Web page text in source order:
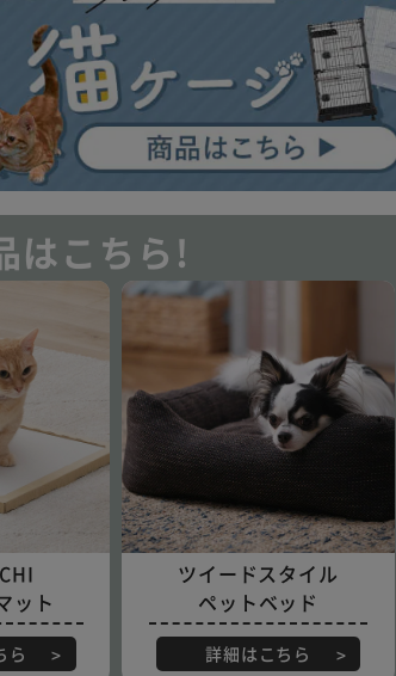
はこちら!
ット
ら
ツイードスタイル
ペットベッド
詳細はこちら